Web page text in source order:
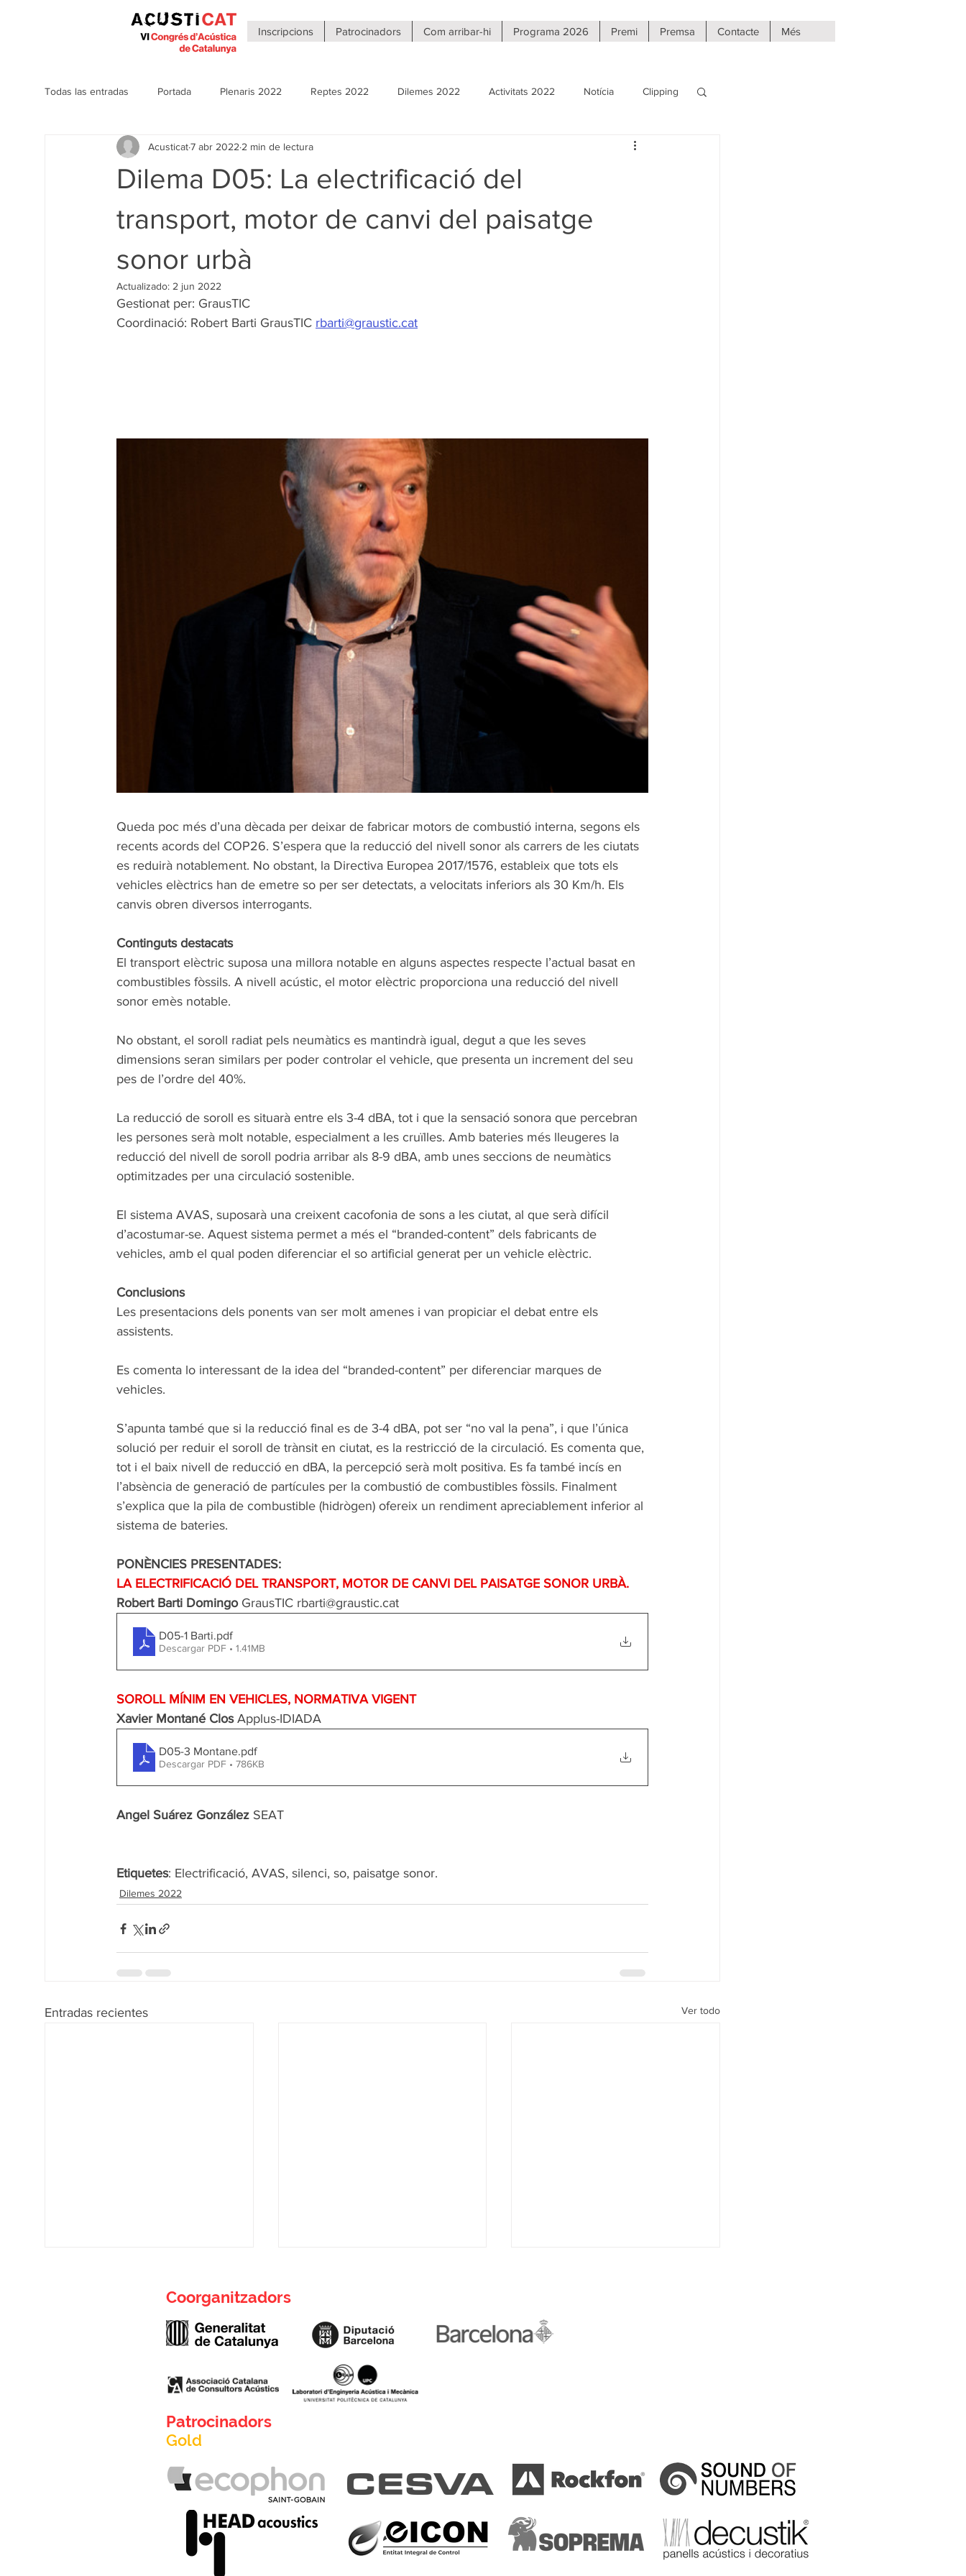
Inscripcions Patrocinadors Com arribar-hi Programa 2026 Premi Premsa Contacte Més
Todas las entradas Portada Plenaris 2022 Reptes 2022 Dilemes 2022 Activitats 2022 Notícia Clipping
Notícies anteriors Congressos Plenaris 2020 Fira virtual
Dilema D05: La electrificació del
transport, motor de canvi del paisatge
sonor urbà
Acusticat7 abr 2022 2 min de lectura
Actualizado: 2 jun 2022
Gestionat per: GrausTIC
Coordinació: Robert Barti GrausTIC rbarti@graustic.cat
Queda poc més d’una dècada per deixar de fabricar motors de combustió interna, segons els
recents acords del COP26. S’espera que la reducció del nivell sonor als carrers de les ciutats
es reduirà notablement. No obstant, la Directiva Europea 2017/1576, estableix que tots els
vehicles elèctrics han de emetre so per ser detectats, a velocitats inferiors als 30 Km/h. Els
canvis obren diversos interrogants.
Continguts destacats
El transport elèctric suposa una millora notable en alguns aspectes respecte l’actual basat en
combustibles fòssils. A nivell acústic, el motor elèctric proporciona una reducció del nivell
sonor emès notable.
No obstant, el soroll radiat pels neumàtics es mantindrà igual, degut a que les seves
dimensions seran similars per poder controlar el vehicle, que presenta un increment del seu
pes de l’ordre del 40%.
La reducció de soroll es situarà entre els 3-4 dBA, tot i que la sensació sonora que percebran
les persones serà molt notable, especialment a les cruïlles. Amb bateries més lleugeres la
reducció del nivell de soroll podria arribar als 8-9 dBA, amb unes seccions de neumàtics
optimitzades per una circulació sostenible.
El sistema AVAS, suposarà una creixent cacofonia de sons a les ciutat, al que serà difícil
d’acostumar-se. Aquest sistema permet a més el “branded-content” dels fabricants de
vehicles, amb el qual poden diferenciar el so artificial generat per un vehicle elèctric.
Conclusions
Les presentacions dels ponents van ser molt amenes i van propiciar el debat entre els
assistents.
Es comenta lo interessant de la idea del “branded-content” per diferenciar marques de
vehicles.
S’apunta també que si la reducció final es de 3-4 dBA, pot ser “no val la pena”, i que l’única
solució per reduir el soroll de trànsit en ciutat, es la restricció de la circulació. Es comenta que,
tot i el baix nivell de reducció en dBA, la percepció serà molt positiva. Es fa també incís en
l’absència de generació de partícules per la combustió de combustibles fòssils. Finalment
s’explica que la pila de combustible (hidrògen) ofereix un rendiment apreciablement inferior al
sistema de bateries.
PONÈNCIES PRESENTADES:
LA ELECTRIFICACIÓ DEL TRANSPORT, MOTOR DE CANVI DEL PAISATGE SONOR URBÀ.
Robert Barti Domingo GrausTIC rbarti@graustic.cat
D05-1 Barti.pdf
Descargar PDF • 1.41MB
SOROLL MÍNIM EN VEHICLES, NORMATIVA VIGENT
Xavier Montané Clos Applus-IDIADA
D05-3 Montane.pdf
Descargar PDF • 786KB
Angel Suárez González SEAT
Etiquetes: Electrificació, AVAS, silenci, so, paisatge sonor.
Dilemes 2022
Entradas recientes Ver todo
Dilema D01: L’Impacte acústic
ferroviàries en municipis
Dilema D02: Intrusisme
laboral
Coorganitzadors
Patrocinadors
Gold